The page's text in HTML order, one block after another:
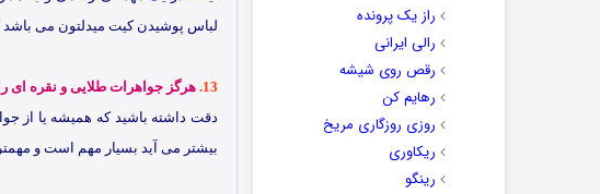
راز یک پرونده
رالی ایرانی
رقص روی شیشه
رهایم کن
روزی روزگاری مریخ
ریکاوری
رینگو
لباس پوشیدن کیت میدلتون می باشد
13. هرگز جواهرات طلایی و نقره ای
دقت داشته باشید که همیشه یا از
بیشتر می آید بسیار مهم است و